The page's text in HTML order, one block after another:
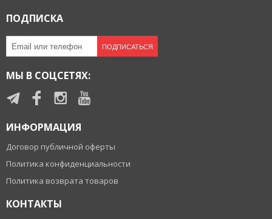
ПОДПИСКА
ПОДПИСАТЬСЯ
МЫ В СОЦСЕТЯХ:
ИНФОРМАЦИЯ
Договор публичной оферты
Политика конфиденциальности
Политика возврата товаров
КОНТАКТЫ